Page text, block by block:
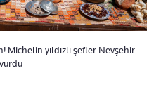
Michelin yıldızlı şefler Nevşehir